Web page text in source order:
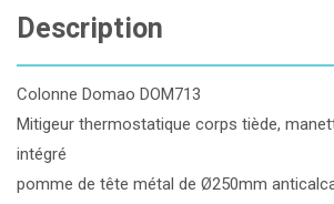
Description
Colonne Domao DOM713
Mitigeur thermostatique corps tiède,
intégré
pomme de tête métal de Ø250mm